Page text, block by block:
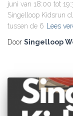
juni van 18:00 tot
Singelloop Kidsrun
tussen de 6
Lees
Door Singelloop